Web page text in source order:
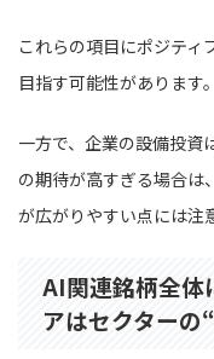
これらの項目にポジティ
目指す可能性があります。
一方で、企業の設備投資
の期待が高すぎる場合は
が広がりやすい点には注
AI関連銘柄全体
アはセクターの